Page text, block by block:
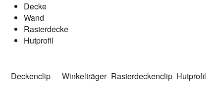
Decke
Wand
Rasterdecke
Hutprofil
Deckenclip Winkelträger Rasterdeckenclip Hutprofil